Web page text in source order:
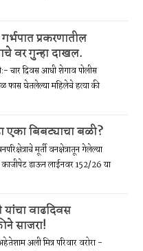
प्रकरणातील
वर गुन्हा दाखल.
चार दिवस आधी शेगाव पोलीस
फास घेतलेल्या महिलेचे हत्या की
एका बिबट्याचा बळी?
मूर्ती वनक्षेत्रातून गेलेल्या
काजीपेट डाऊन लाईनवर 152/26 या
वाढदिवस
साजरा!
अली मित्र परिवार वरोरा -